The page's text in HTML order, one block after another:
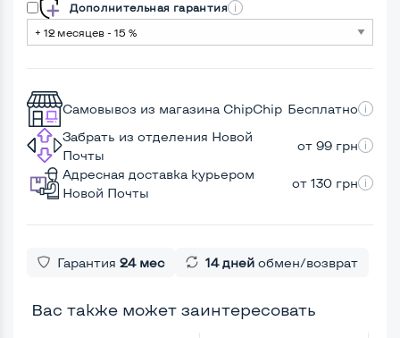
Дополнительная гарантия
Самовывоз из магазина ChipChip Бесплатно
Забрать из отделения Новой
Почты
от 99 грн
Адресная доставка курьером
Новой Почты
от 130 грн
Гарантия 24 мес 14 дней обмен/возврат
Вас также может заинтересовать